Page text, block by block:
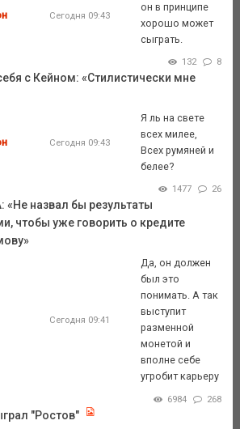
Сегодня 09:43
он в принципе
хорошо может
сыграть.
132 8
с Кейном: «Стилистически мне
Сегодня 09:43
Я ль на свете
всех милее,
Всех румяней и
белее?
1477 26
«Не назвал бы результаты
чтобы уже говорить о кредите
Сегодня 09:41
Да, он должен
был это
понимать. А так
выступит
разменной
монетой и
вполне себе
угробит карьеру
6984 268
"Ростов"